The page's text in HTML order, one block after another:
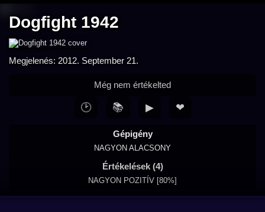
Dogfight 1942
Megjelenés: 2012. September 21.
Gépigény
NAGYON ALACSONY
Értékelések (4)
NAGYON POZITÍV [80%]
Még nem értékelted
🕑 📚 ▶ ❤